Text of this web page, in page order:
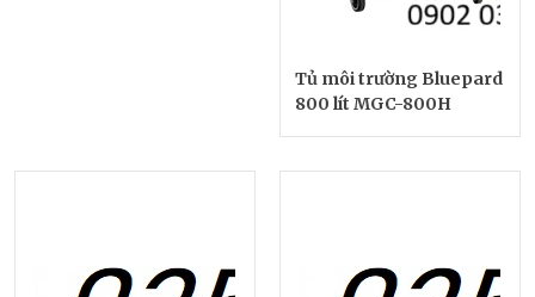
Tủ môi trường Bluepard
800 lít MGC-800H